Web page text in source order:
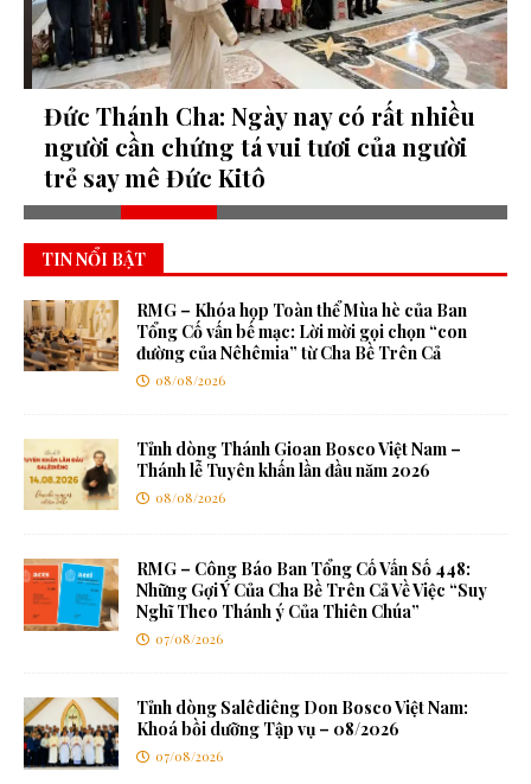
Đức Thánh Cha: Ngày nay có rất nhiều
người cần chứng tá vui tươi của người
trẻ say mê Đức Kitô
TIN NỔI BẬT
RMG – Khóa họp Toàn thể Mùa hè của Ban
Tổng Cố vấn bế mạc: Lời mời gọi chọn “con
đường của Nêhêmia” từ Cha Bề Trên Cả
08/08/2026
Tỉnh dòng Thánh Gioan Bosco Việt Nam –
Thánh lễ Tuyên khấn lần đầu năm 2026
08/08/2026
RMG – Công Báo Ban Tổng Cố Vấn Số 448:
Những Gợi Ý Của Cha Bề Trên Cả Về Việc “Suy
Nghĩ Theo Thánh ý Của Thiên Chúa”
07/08/2026
Tỉnh dòng Salêdiêng Don Bosco Việt Nam:
Khoá bồi dưỡng Tập vụ – 08/2026
07/08/2026